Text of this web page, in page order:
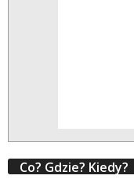
Co? Gdzie? Kiedy?